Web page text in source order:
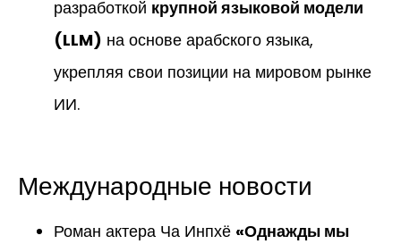
разработкой крупной языковой модели
(LLM) на основе арабского языка,
укрепляя свои позиции на мировом рынке
ИИ.
Международные новости
Роман актера Ча Инпхё «Однажды мы